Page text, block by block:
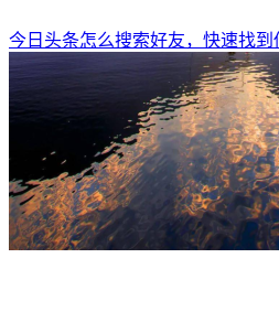
今日头条怎么搜索好友，快速找到